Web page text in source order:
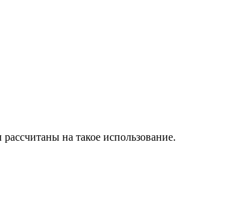
на такое использование.